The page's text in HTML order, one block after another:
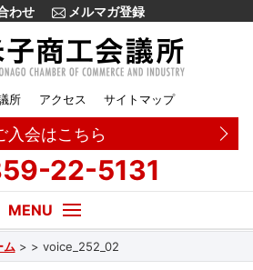
わせ メルマガ登録
所 アクセス サイトマップ
入会はこちら
22-5131
ム > > voice_252_02